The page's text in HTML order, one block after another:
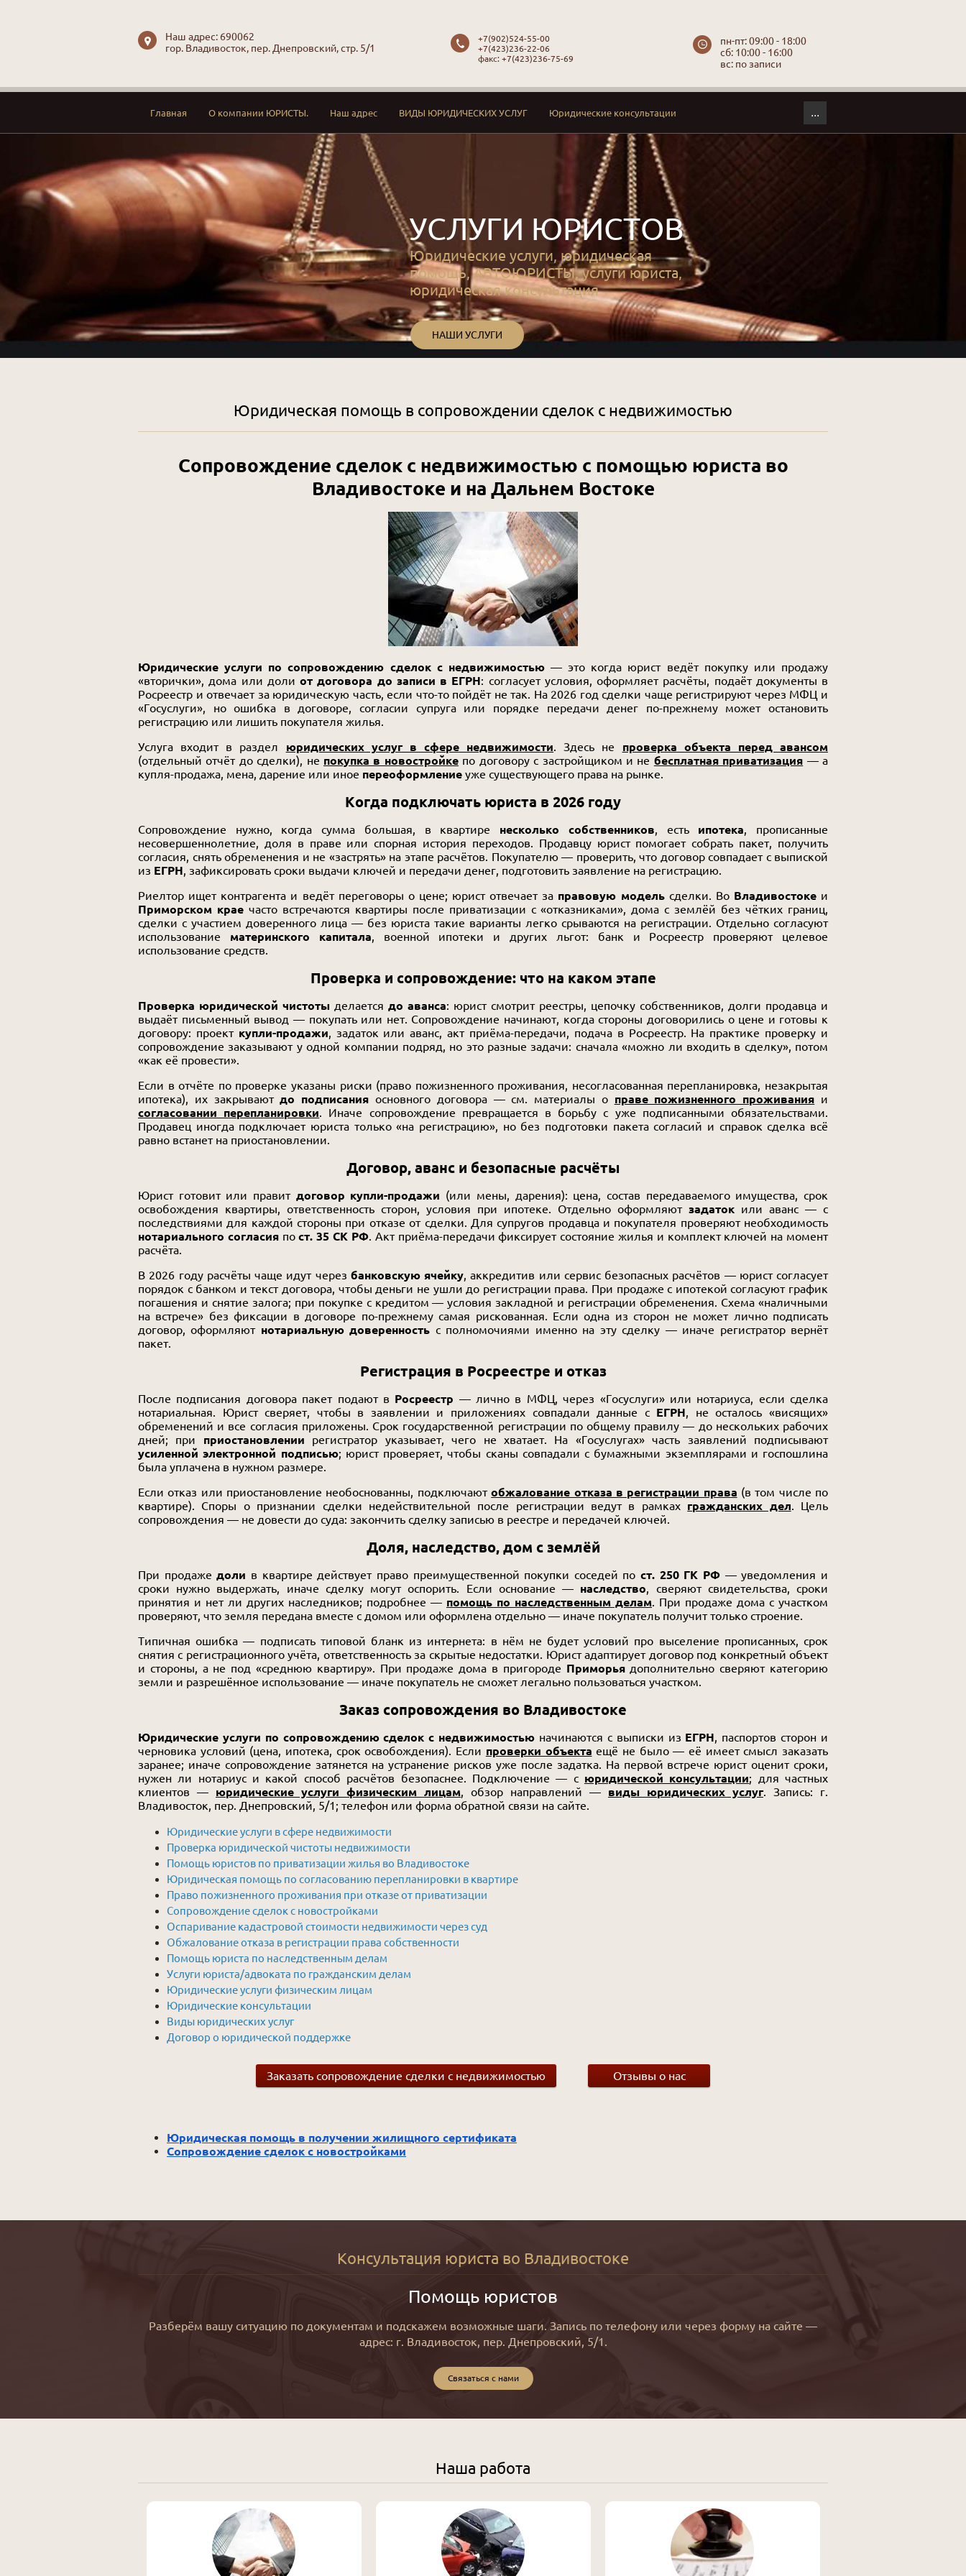
Наш адрес: 690062
гор. Владивосток, пер. Днепровский, стр. 5/1
+7(902)524-55-00
+7(423)236-22-06
факс: +7(423)236-75-69
пн-пт: 09:00 - 18:00
сб: 10:00 - 16:00
вс: по записи
Главная О компании ЮРИСТЫ. Наш адрес ВИДЫ ЮРИДИЧЕСКИХ УСЛУГ Юридические консультации ...
УСЛУГИ ЮРИСТОВ
Юридические услуги, юридическая
помощь, АВТОЮРИСТЫ, услуги юриста,
юридическая консультация
НАШИ УСЛУГИ
Юридическая помощь в сопровождении сделок с недвижимостью
Сопровождение сделок с недвижимостью с помощью юриста во
Владивостоке и на Дальнем Востоке
Юридические услуги по сопровождению сделок с недвижимостью— это когда юрист ведёт покупку или продажу
«вторички», дома или доли от договора до записи в ЕГРН: согласует условия, оформляет расчёты, подаёт документы в
Росреестр и отвечает за юридическую часть, если что-то пойдёт не так. На 2026 год сделки чаще регистрируют через МФЦ и
«Госуслуги», но ошибка в договоре, согласии супруга или порядке передачи денег по-прежнему может остановить
регистрацию или лишить покупателя жилья.
Услуга входит в раздел юридических услуг в сфере недвижимости. Здесь не проверка объекта перед авансом
(отдельный отчёт до сделки), не покупка в новостройкепо договору с застройщиком и не бесплатная приватизация — а
купля-продажа, мена, дарение или иное переоформление уже существующего права на рынке.
Когда подключать юриста в 2026 году
Сопровождение нужно, когда сумма большая, в квартире несколько собственников, есть ипотека, прописанные
несовершеннолетние, доля в праве или спорная история переходов. Продавцу юрист помогает собрать пакет, получить
согласия, снять обременения и не «застрять» на этапе расчётов. Покупателю — проверить, что договор совпадает с выпиской
из ЕГРН, зафиксировать сроки выдачи ключей и передачи денег, подготовить заявление на регистрацию.
Риелтор ищет контрагента и ведёт переговоры о цене; юрист отвечает за правовую модельсделки. Во Владивостокеи
Приморском краечасто встречаются квартиры после приватизации с «отказниками», дома с землёй без чётких границ,
сделки с участием доверенного лица — без юриста такие варианты легко срываются на регистрации. Отдельно согласуют
использование материнского капитала, военной ипотеки и других льгот: банк и Росреестр проверяют целевое
использование средств.
Проверка и сопровождение: что на каком этапе
Проверка юридической чистоты делается до аванса: юрист смотрит реестры, цепочку собственников, долги продавца и
выдаёт письменный вывод — покупать или нет. Сопровождение начинают, когда стороны договорились о цене и готовы к
договору: проект купли-продажи, задаток или аванс, акт приёма-передачи, подача в Росреестр. На практике проверку и
сопровождение заказывают у одной компании подряд, но это разные задачи: сначала «можно ли входить в сделку», потом
«как её провести».
Если в отчёте по проверке указаны риски (право пожизненного проживания, несогласованная перепланировка, незакрытая
ипотека), их закрываютдо подписания основного договора — см. материалы о праве пожизненного проживания и
согласовании перепланировки. Иначе сопровождение превращается в борьбу с уже подписанными обязательствами.
Продавец иногда подключает юриста только «на регистрацию», но без подготовки пакета согласий и справок сделка всё
равно встанет на приостановлении.
Договор, аванс и безопасные расчёты
Юрист готовит или правит договор купли-продажи (или мены, дарения): цена, состав передаваемого имущества, срок
освобождения квартиры, ответственность сторон, условия при ипотеке. Отдельно оформляют задаток или аванс — с
последствиями для каждой стороны при отказе от сделки. Для супругов продавца и покупателя проверяют необходимость
нотариального согласияпост. 35 СК РФ. Акт приёма-передачи фиксирует состояние жилья и комплект ключей на момент
расчёта.
В 2026 году расчёты чаще идут через банковскую ячейку, аккредитив или сервис безопасных расчётов — юрист согласует
порядок с банком и текст договора, чтобы деньги не ушли до регистрации права. При продаже с ипотекой согласуют график
погашения и снятие залога; при покупке с кредитом — условия закладной и регистрации обременения. Схема «наличными
на встрече» без фиксации в договоре по-прежнему самая рискованная. Если одна из сторон не может лично подписать
договор, оформляют нотариальную доверенность с полномочиями именно на эту сделку — иначе регистратор вернёт
пакет.
Регистрация в Росреестре и отказ
После подписания договора пакет подают в Росреестр — лично в МФЦ, через «Госуслуги» или нотариуса, если сделка
нотариальная. Юрист сверяет, чтобы в заявлении и приложениях совпадали данные с ЕГРН, не осталось «висящих»
обременений и все согласия приложены. Срок государственной регистрации по общему правилу — до нескольких рабочих
дней; при приостановлении регистратор указывает, чего не хватает. На «Госуслугах» часть заявлений подписывают
усиленной электронной подписью; юрист проверяет, чтобы сканы совпадали с бумажными экземплярами и госпошлина
была уплачена в нужном размере.
Если отказ или приостановление необоснованны, подключаютобжалование отказа в регистрации права (в том числе по
квартире). Споры о признании сделки недействительной после регистрации ведут в рамках гражданских дел. Цель
сопровождения — не довести до суда: закончить сделку записью в реестре и передачей ключей.
Доля, наследство, дом с землёй
При продажедоли в квартире действует право преимущественной покупки соседей пост. 250 ГК РФ — уведомления и
сроки нужно выдержать, иначе сделку могут оспорить. Если основание — наследство, сверяют свидетельства, сроки
принятия и нет ли других наследников; подробнее — помощь по наследственным делам. При продаже дома с участком
проверяют, что земля передана вместе с домом или оформлена отдельно — иначе покупатель получит только строение.
Типичная ошибка — подписать типовой бланк из интернета: в нём не будет условий про выселение прописанных, срок
снятия с регистрационного учёта, ответственность за скрытые недостатки. Юрист адаптирует договор под конкретный объект
и стороны, а не под «среднюю квартиру». При продаже дома в пригороде Приморьядополнительно сверяют категорию
земли и разрешённое использование — иначе покупатель не сможет легально пользоваться участком.
Заказ сопровождения во Владивостоке
Юридические услуги по сопровождению сделок с недвижимостью начинаются с выписки из ЕГРН, паспортов сторон и
черновика условий (цена, ипотека, срок освобождения). Если проверки объекта ещё не было — её имеет смысл заказать
заранее; иначе сопровождение затянется на устранение рисков уже после задатка. На первой встрече юрист оценит сроки,
нужен ли нотариус и какой способ расчётов безопаснее. Подключение — с юридической консультации; для частных
клиентов — юридические услуги физическим лицам, обзор направлений — виды юридических услуг. Запись: г.
Владивосток, пер. Днепровский, 5/1; телефон или форма обратной связи на сайте.
Юридические услуги в сфере недвижимости
Проверка юридической чистоты недвижимости
Помощь юристов по приватизации жилья во Владивостоке
Юридическая помощь по согласованию перепланировки в квартире
Право пожизненного проживания при отказе от приватизации
Сопровождение сделок с новостройками
Оспаривание кадастровой стоимости недвижимости через суд
Обжалование отказа в регистрации права собственности
Помощь юриста по наследственным делам
Услуги юриста/адвоката по гражданским делам
Юридические услуги физическим лицам
Юридические консультации
Виды юридических услуг
Договор о юридической поддержке
Заказать сопровождение сделки с недвижимостью Отзывы о нас
Юридическая помощь в получении жилищного сертификата
Сопровождение сделок с новостройками
Консультация юриста во Владивостоке
Помощь юристов
Разберём вашу ситуацию по документам и подскажем возможные шаги. Запись по телефону или через форму на сайте —
адрес: г. Владивосток, пер. Днепровский, 5/1.
Связаться с нами
Наша работа